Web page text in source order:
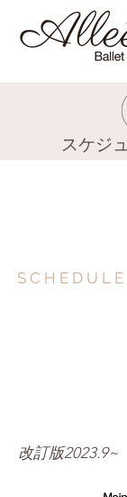
スケジ
S C H E D U L E
改訂版2023.9~